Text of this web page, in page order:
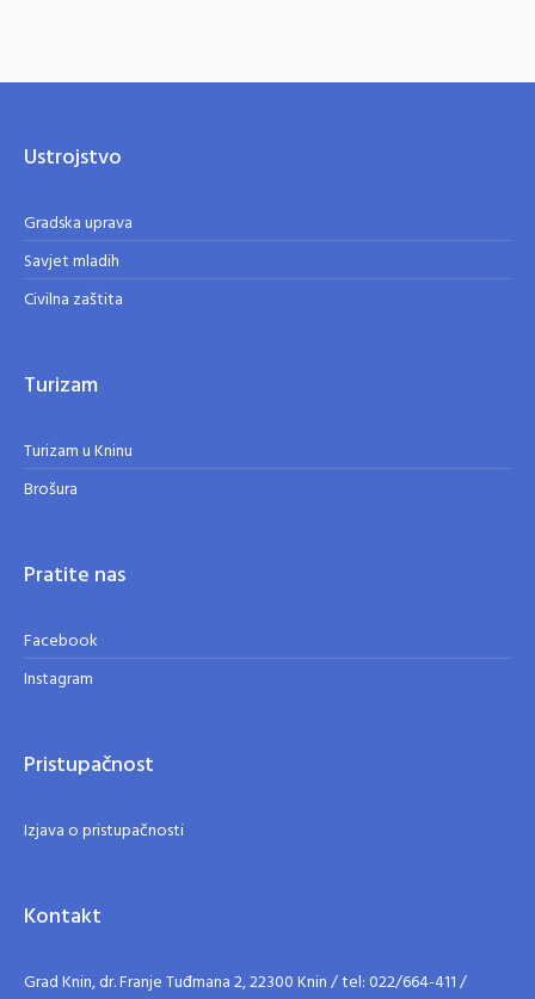
Ustrojstvo
Gradska uprava
Savjet mladih
Civilna zaštita
Turizam
Turizam u Kninu
Brošura
Pratite nas
Facebook
Instagram
Pristupačnost
Izjava o pristupačnosti
Kontakt
Grad Knin, dr. Franje Tuđmana 2, 22300 Knin / tel: 022/664-411 /